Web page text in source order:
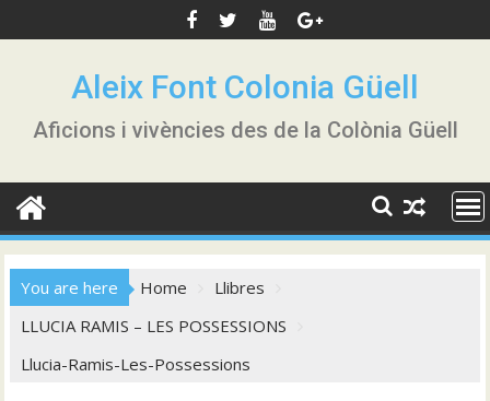
to
Aleix Font Colonia Güell
Aficions i vivències des de la Colònia Güell
You are here Home
Llibres
LLUCIA RAMIS – LES POSSESSIONS
Llucia-Ramis-Les-Possessions